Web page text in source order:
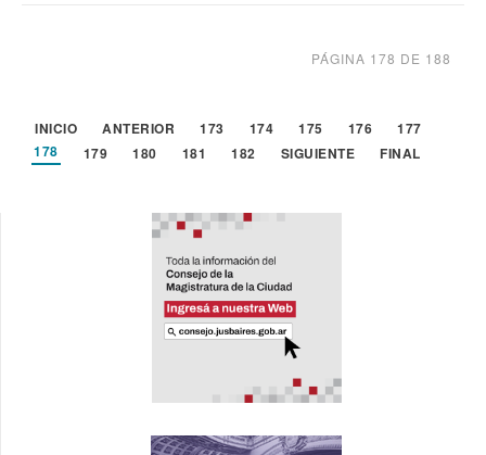
PÁGINA 178 DE 188
INICIO ANTERIOR 173 174 175 176
177
178
179 180 181 182 SIGUIENTE FINAL